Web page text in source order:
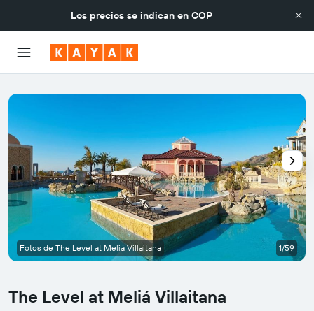
Los precios se indican en COP
The Level at Meliá Villaitana
Fotos de The Level at Meliá Villaitana 1/59